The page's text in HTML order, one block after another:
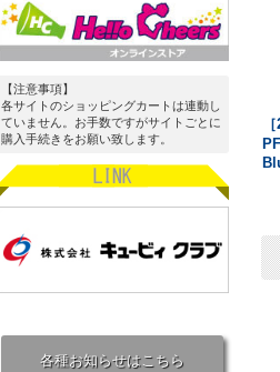
【注意事項】
各サイトのショッピングカートは連動し
ていません。お手数ですがサイトごとに
購入手続きをお願い致します。
各種お知らせはこちら